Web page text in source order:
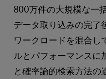
800万件の大規模な一
データ取り込みの完了
ワークロードを混合し
ルとパフォーマンスに
と確率論的検索方法の